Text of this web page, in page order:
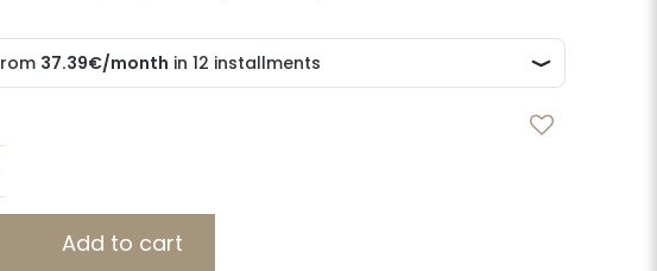
Add to cart